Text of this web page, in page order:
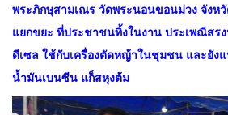
พระภิกษุสามเณร วัดพระนอนขอนม่วง จังห
แยกขยะ ที่ประชาชนทิ้งในงาน ประเพณีสร
ดีเซล ใช้กับเครื่องตัดหญ้าในชุมชน และยัง
น้ำมันเบนซีน แก็สหุงต้ม